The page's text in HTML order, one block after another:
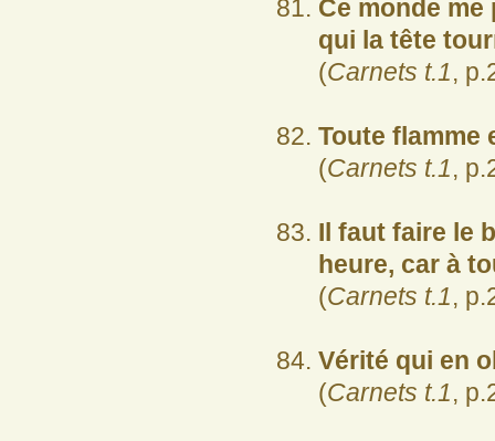
Ce monde
qui la tête
(Carnets t.1,
Toute flamme
(Carnets t.1,
Il faut faire le
heure, car à
(Carnets t.1,
Vérité qui en
(Carnets t.1,